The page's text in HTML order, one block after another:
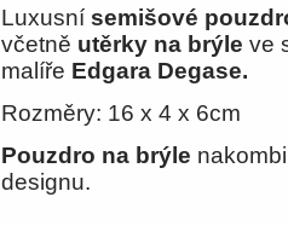
Luxusní semišové
včetně utěrky na brýle ve
malíře Edgara Degase.
Rozměry: 16 x 4 x 6cm
Pouzdro na brýle
designu.